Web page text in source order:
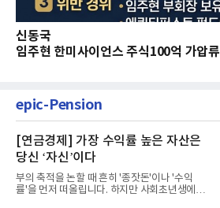
신동국
임주현 한미사이언스 주식100억 가압류
epic-Pension
[연금경제] 가장 수익률 높은 자산은
당신 ‘자신’이다
부의 축적을 논할 때 흔히 '종잣돈'이나 '수익
률'을 먼저 떠올립니다. 하지만 사회초년생에게